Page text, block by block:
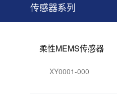
传感器系列
柔性MEMS传感器
XY0001-000